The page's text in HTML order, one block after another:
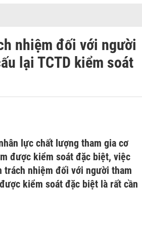
nhiệm đối với người
lại TCTD kiểm soát
lực chất lượng tham gia cơ
được kiểm soát đặc biệt, việc
trách nhiệm đối với người tham
kiểm soát đặc biệt là rất cần